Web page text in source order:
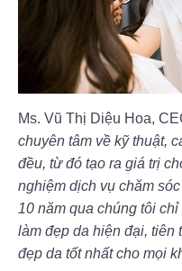
Ms. Vũ Thị Diệu Hoa,
chuyên tâm về kỹ thuật,
đều, từ đó tạo ra giá trị
nghiệm dịch vụ chăm
10 năm qua chúng tôi
làm đẹp da hiện đại, tiên
đẹp da tốt nhất cho mọi